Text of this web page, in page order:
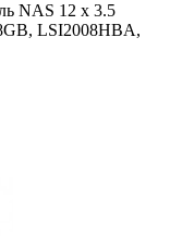
NAS 12 x 3.5
LSI2008HBA,